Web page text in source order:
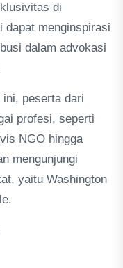
di
dapat menginspirasi
dalam advokasi
peserta dari
profesi, seperti
NGO hingga
mengunjungi
yaitu Washington